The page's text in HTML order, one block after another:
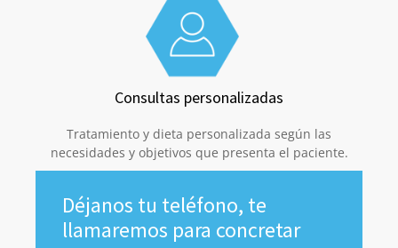
Consultas personalizadas
Tratamiento y dieta personalizada según las
necesidades y objetivos que presenta el paciente.
Déjanos tu teléfono, te
llamaremos para concretar